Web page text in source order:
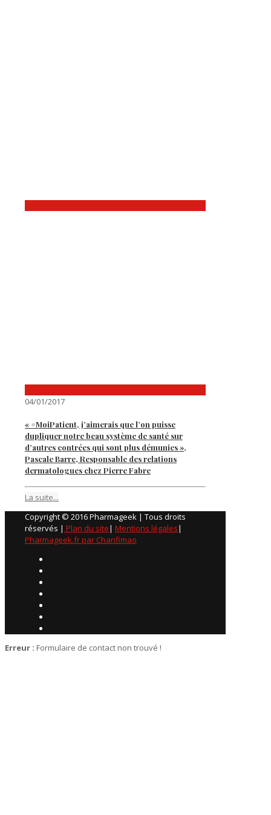
04/01/2017
« #MoiPatient, j’aimerais que l’on puisse
dupliquer notre beau système de santé sur
d’autres contrées qui sont plus démunies »,
Pascale Barre, Responsable des relations
dermatologues chez Pierre Fabre
La suite...
Copyright © 2016 Pharmageek | Tous droits
réservés | Plan du site| Mentions légales|
Pharmageek.fr par Chanfimao
Erreur : Formulaire de contact non trouvé !